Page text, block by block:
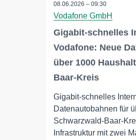
08.06.2026 – 09:30
Vodafone GmbH
Gigabit-schnelles
Vodafone: Neue
über 1000
Baar-Kreis
Gigabit-schnelles
Datenautobahnen für
Schwarzwald-Baar-
Infrastruktur mit zwei